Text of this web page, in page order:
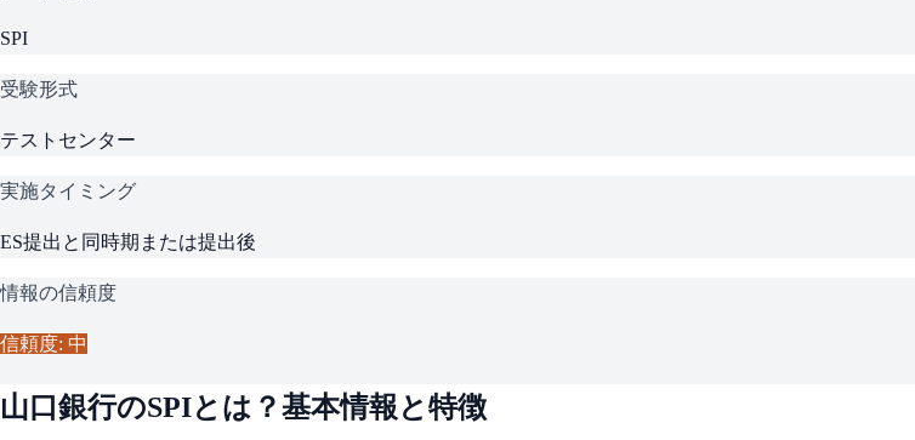
SPI
受験形式
テストセンター
実施タイミング
ES提出と同時期または提出後
情報の信頼度
信頼度: 中
山口銀行のSPIとは？基本情報と特徴